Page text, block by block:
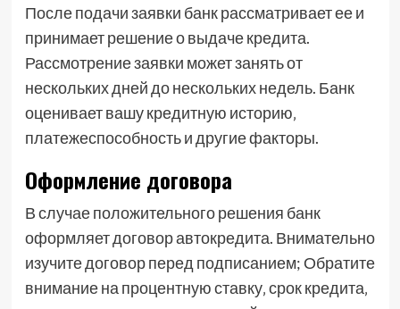
После подачи заявки банк рассматривает ее и
принимает решение о выдаче кредита.
Рассмотрение заявки может занять от
нескольких дней до нескольких недель. Банк
оценивает вашу кредитную историю‚
платежеспособность и другие факторы.
Оформление договора
В случае положительного решения банк
оформляет договор автокредита. Внимательно
изучите договор перед подписанием; Обратите
внимание на процентную ставку‚ срок кредита‚